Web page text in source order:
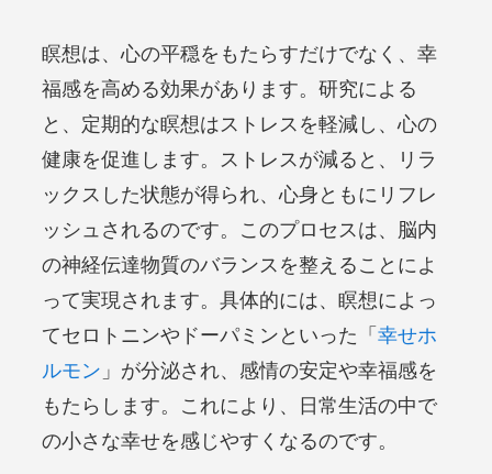
瞑想は、心の平穏をもたらすだけでなく、幸
福感を高める効果があります。研究による
と、定期的な瞑想はストレスを軽減し、心の
健康を促進します。ストレスが減ると、リラ
ックスした状態が得られ、心身ともにリフレ
ッシュされるのです。このプロセスは、脳内
の神経伝達物質のバランスを整えることによ
って実現されます。具体的には、瞑想によっ
てセロトニンやドーパミンといった「 幸せホ
ルモン 」が分泌され、感情の安定や幸福感を
もたらします。これにより、日常生活の中で
の小さな幸せを感じやすくなるのです。